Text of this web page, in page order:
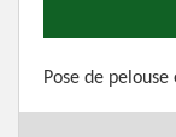
Pose de